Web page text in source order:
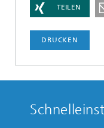
TEILEN
DRUCKEN